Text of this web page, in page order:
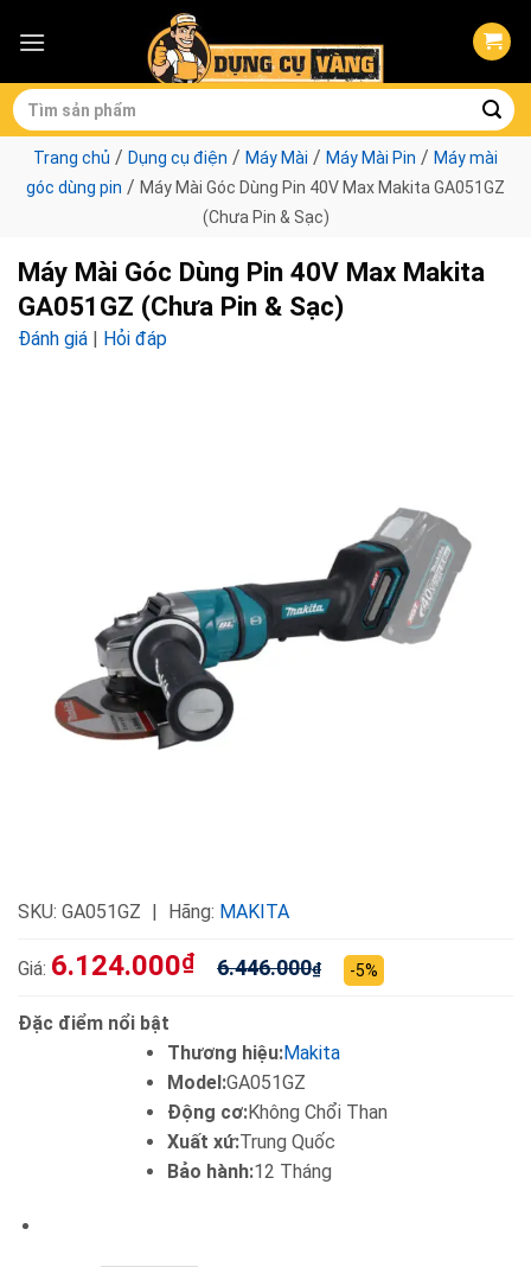
Tìm
kiếm:
Trang chủ / Dụng cụ điện / Máy Mài / Máy Mài Pin / Máy mài
góc dùng pin / Máy Mài Góc Dùng Pin 40V Max Makita GA051GZ
(Chưa Pin & Sạc)
Máy Mài Góc Dùng Pin 40V Max Makita
GA051GZ (Chưa Pin & Sạc)
Đánh giá | Hỏi đáp
SKU: GA051GZ Hãng: MAKITA
Giá: 6.124.000₫ 6.446.000₫ -5%
Đặc điểm nổi bật
Thương hiệu:Makita
Model:GA051GZ
Động cơ:Không Chổi Than
Xuất xứ:Trung Quốc
Bảo hành:12 Tháng